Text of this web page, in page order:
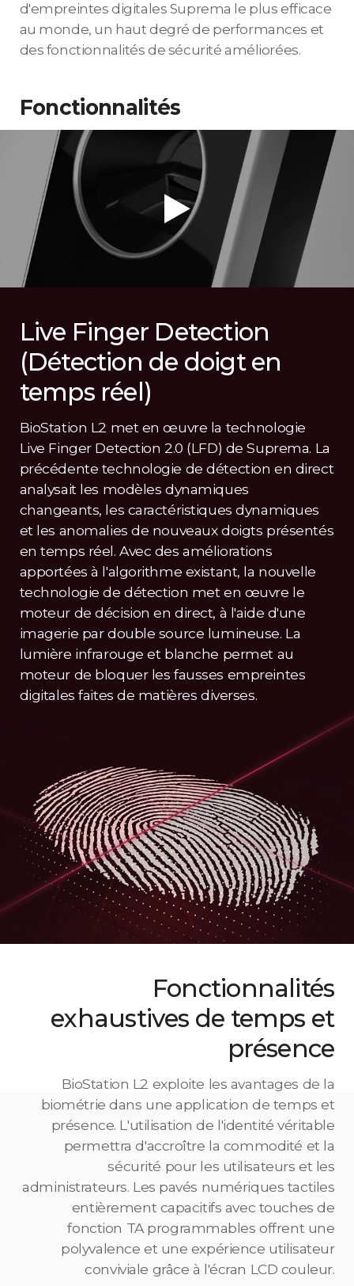
d'empreintes digitales Suprema le plus efficace
au monde, un haut degré de performances et
des fonctionnalités de sécurité améliorées.
Fonctionnalités
Live Finger Detection
(Détection de doigt en
temps réel)
BioStation L2 met en œuvre la technologie
Live Finger Detection 2.0 (LFD) de Suprema. La
précédente technologie de détection en direct
analysait les modèles dynamiques
changeants, les caractéristiques dynamiques
et les anomalies de nouveaux doigts présentés
en temps réel. Avec des améliorations
apportées à l'algorithme existant, la nouvelle
technologie de détection met en œuvre le
moteur de décision en direct, à l'aide d'une
imagerie par double source lumineuse. La
lumière infrarouge et blanche permet au
moteur de bloquer les fausses empreintes
digitales faites de matières diverses.
Fonctionnalités
exhaustives de temps et
présence
BioStation L2 exploite les avantages de la
biométrie dans une application de temps et
présence. L'utilisation de l'identité véritable
permettra d'accroître la commodité et la
sécurité pour les utilisateurs et les
administrateurs. Les pavés numériques tactiles
entièrement capacitifs avec touches de
fonction TA programmables offrent une
polyvalence et une expérience utilisateur
conviviale grâce à l'écran LCD couleur.